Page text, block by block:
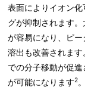
表面によりイオン
グが抑制されます
が容易になり、ピ
溶出も改善されま
での分子移動が促
が可能になります2。